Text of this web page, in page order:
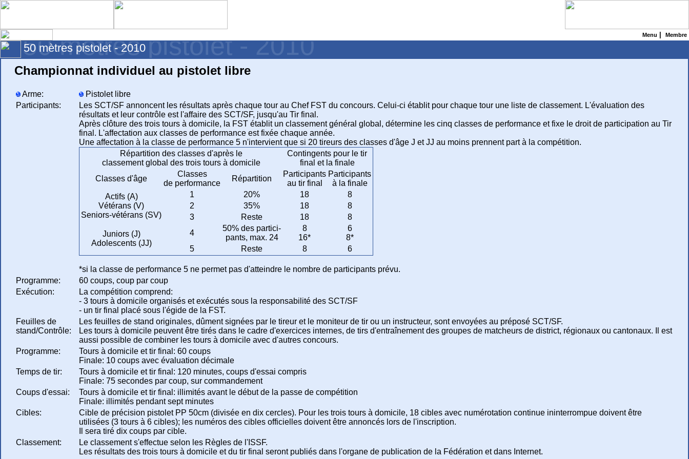
Menu Membre
50 mètres pistolet - 2010
50 mètres pistolet - 2010
Championnat individuel au pistolet libre
Arme:
Pistolet libre
Participants:
Les SCT/SF annoncent les résultats après chaque tour au Chef FST du concours. Celui-ci établit pour chaque tour une liste de classement. L'évaluation des
résultats et leur contrôle est l'affaire des SCT/SF, jusqu'au Tir final.
Après clôture des trois tours à domicile, la FST établit un classement général global, détermine les cinq classes de performance et fixe le droit de participation au Tir
final. L'affectation aux classes de performance est fixée chaque année.
Une affectation à la classe de performance 5 n'intervient que si 20 tireurs des classes d'âge J et JJ au moins prennent part à la compétition.
Répartition des classes d'après le
classement global des trois tours à domicile
Contingents pour le tir
final et la finale
Classes d'âge
Classes
de performance
Répartition
Participants
au tir final
Participants
à la finale
Actifs (A)
Vétérans (V)
Seniors-vétérans (SV)
1 20% 18
8
2
35% 18
8
3
Reste 18
8
Juniors (J)
Adolescents (JJ)
4
50% des partici-
pants, max. 24
8
16*
6
8*
5
Reste 8 6
*si la classe de performance 5 ne permet pas d'atteindre le nombre de participants prévu.
Programme:
60 coups, coup par coup
Exécution:
La compétition comprend:
- 3 tours à domicile organisés et exécutés sous la responsabilité des SCT/SF
- un tir final placé sous l'égide de la FST.
Feuilles de
stand/Contrôle:
Les feuilles de stand originales, dûment signées par le tireur et le moniteur de tir ou un instructeur, sont envoyées au préposé SCT/SF.
Les tours à domicile peuvent être tirés dans le cadre d'exercices internes, de tirs d'entraînement des groupes de matcheurs de district, régionaux ou cantonaux. Il est
aussi possible de combiner les tours à domicile avec d'autres concours.
Programme:
Tours à domicile et tir final: 60 coups
Finale: 10 coups avec évaluation décimale
Temps de tir:
Tours à domicile et tir final: 120 minutes, coups d'essai compris
Finale: 75 secondes par coup, sur commandement
Coups d'essai:
Tours à domicile et tir final: illimités avant le début de la passe de compétition
Finale: illimités pendant sept minutes
Cibles:
Cible de précision pistolet PP 50cm (divisée en dix cercles). Pour les trois tours à domicile, 18 cibles avec numérotation continue ininterrompue doivent être
utilisées (3 tours à 6 cibles); les numéros des cibles officielles doivent être annoncés lors de l'inscription.
Il sera tiré dix coups par cible.
Classement:
Le classement s'effectue selon les Règles de l'ISSF.
Les résultats des trois tours à domicile et du tir final seront publiés dans l'organe de publication de la Fédération et dans Internet.